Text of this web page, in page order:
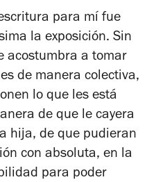
para mí fue
la exposición. Sin
acostumbra a tomar
de manera colectiva,
lo que les está
de que le cayera
hija, de que pudieran
con absoluta, en la
para poder